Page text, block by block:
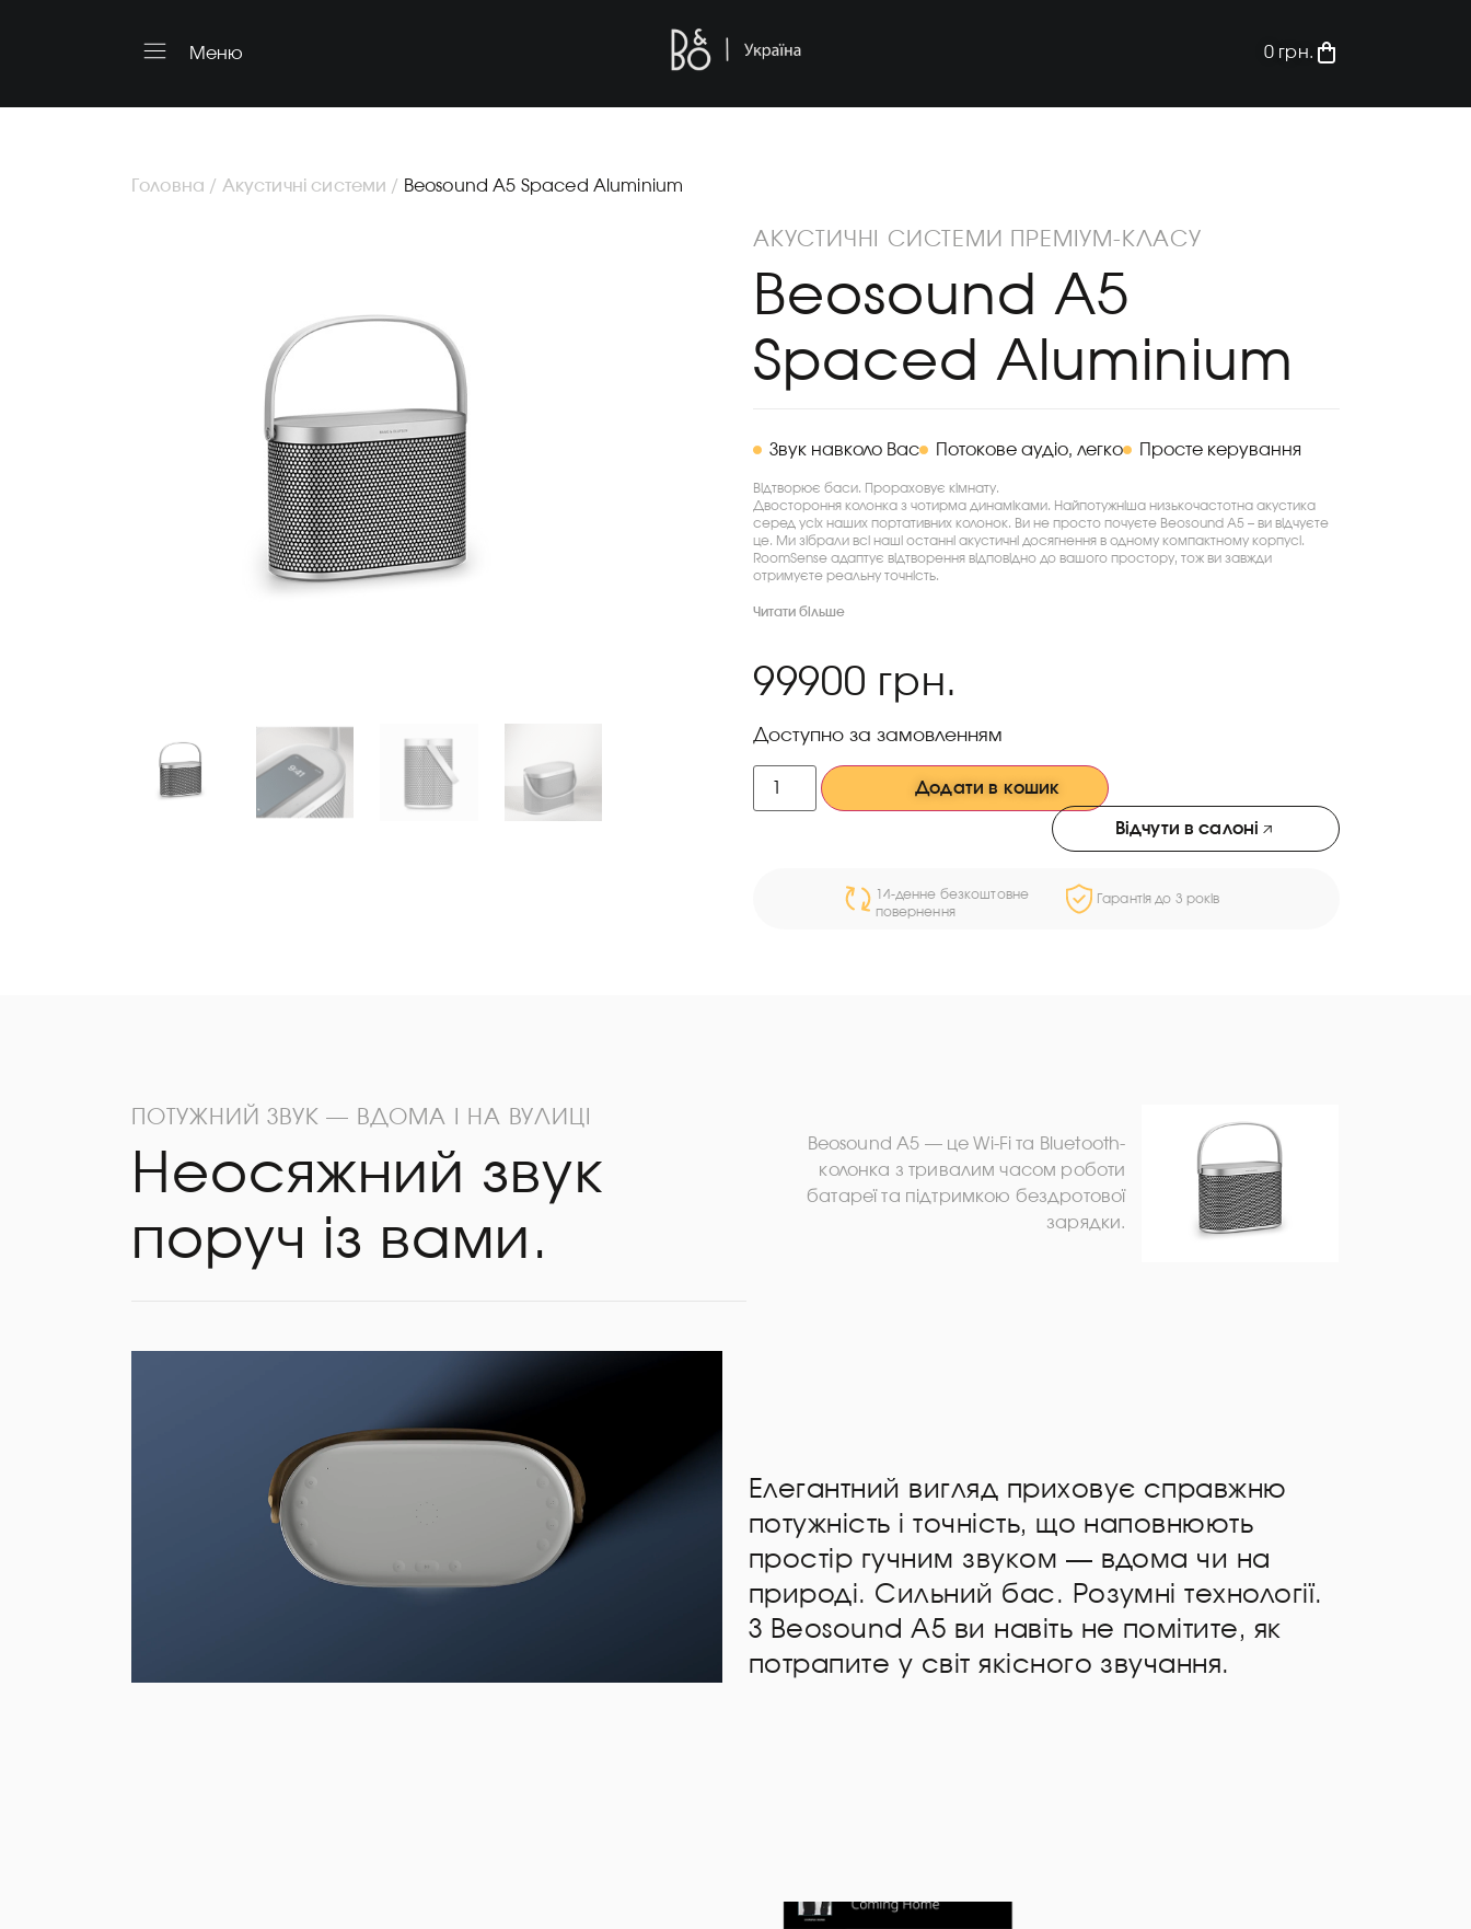
Меню 0 грн.
Головна / Акустичні системи / Beosound A5 Spaced Aluminium
АКУСТИЧНІ СИСТЕМИ ПРЕМІУМ-КЛАСУ
Beosound A5
Spaced Aluminium
Звук навколо Вас Потокове аудіо, легко Просте керування
Відтворює баси. Прораховує кімнату.
Двостороння колонка з чотирма динаміками. Найпотужніша низькочастотна акустика
серед усіх наших портативних колонок. Ви не просто почуєте Beosound A5 – ви відчуєте
це. Ми зібрали всі наші останні акустичні досягнення в одному компактному корпусі.
RoomSense адаптує відтворення відповідно до вашого простору, тож ви завжди
отримуєте реальну точність.
Читати більше
99900 грн.
Доступно за замовленням
Додати в кошик
Відчути в салоні
14-денне безкоштовне
повернення
Гарантія до 3 років
ПОТУЖНИЙ ЗВУК — ВДОМА І НА ВУЛИЦІ
Неосяжний звук
поруч із вами.
Beosound A5 — це Wi-Fi та Bluetooth-
колонка з тривалим часом роботи
батареї та підтримкою бездротової
зарядки.
Елегантний вигляд приховує справжню
потужність і точність, що наповнюють
простір гучним звуком — вдома чи на
природі. Сильний бас. Розумні технології.
З Beosound A5 ви навіть не помітите, як
потрапите у світ якісного звучання.